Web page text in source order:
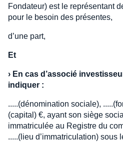
Fondateur) est le représentant
pour le besoin des présentes,
d’une part,
Et
› En cas d’associé
indiquer :
.....(dénomination sociale),
(capital) €, ayant son siège
immatriculée au Registre du
.....(lieu d’immatriculation) sous